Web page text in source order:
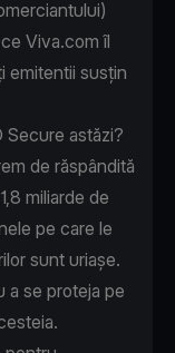
Viva.com îl
emitentii susțin
astăzi?
de răspândită
1,8 miliarde de
pe care le
sunt uriașe.
a se proteja pe